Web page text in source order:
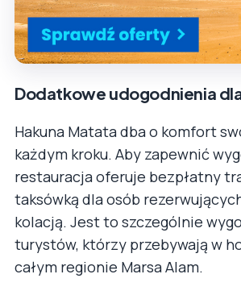
Dodatkowe udogodnienia
Hakuna Matata dba o komfort
każdym kroku. Aby zapewnić
restauracja oferuje bezpłatny
taksówką dla osób
kolacją. Jest to szczególnie
turystów, którzy przebywają w
całym regionie Marsa Alam.